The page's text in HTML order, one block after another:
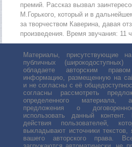
премий. Рассказ вызвал
М.Горького, который и в
за творчеством Каверина, давая
произведения. Время звучания: 11
Материалы, присутствующие
публичных
обладаете авторским
информацию, размещенную на
и не согласны с её
согласны рассмотреть
определенного
предложения о
использовать данный
действия пользователей,
выкладывают источники
вашего авторского права.